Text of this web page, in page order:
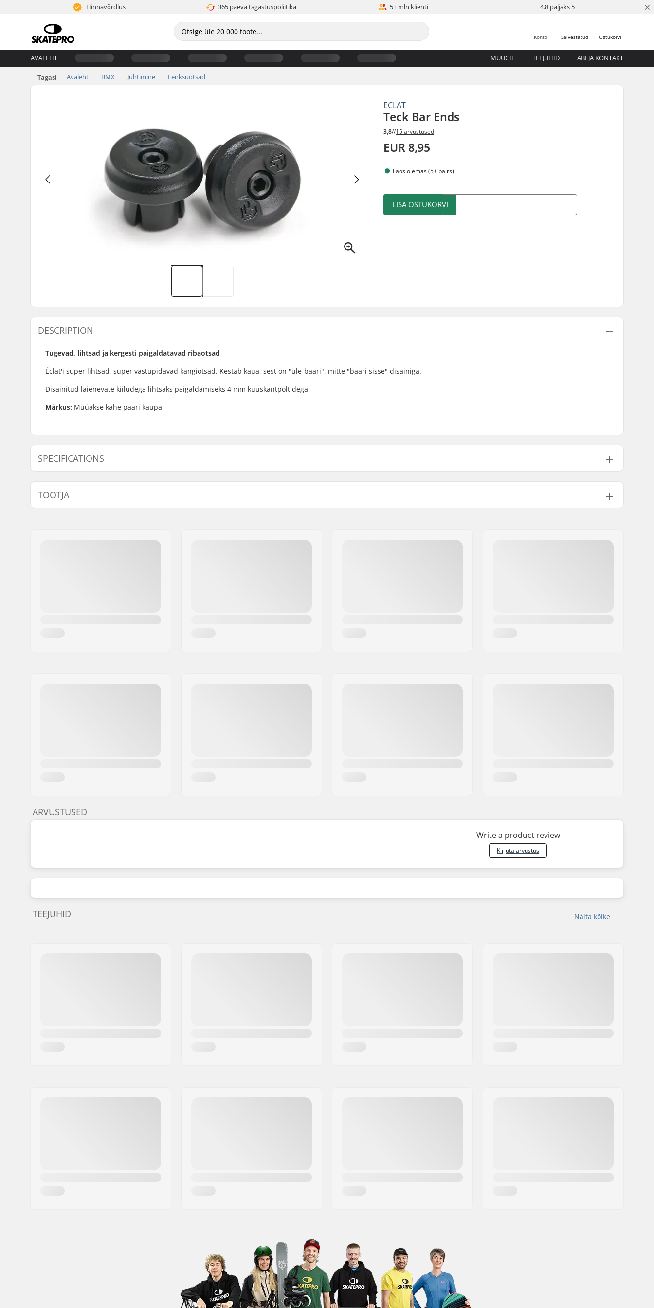
Hinnavõrdlus 365 päeva tagastuspoliitika 5+ mln klienti 4.8 paljaks 5 ×
Ostukorvi
Salvestatud
Konto
AVALEHT MÜÜGIL TEEJUHID ABI JA KONTAKT
Tagasi Avaleht BMX Juhtimine Lenksuotsad
ECLAT
Teck Bar Ends
3,8//15 arvustused
EUR 8,95
Laos olemas (5+ pairs)
LISA OSTUKORVI
DESCRIPTION
Tugevad, lihtsad ja kergesti paigaldatavad ribaotsad
Éclat'i super lihtsad, super vastupidavad kangiotsad. Kestab kaua, sest on "üle-baari", mitte "baari sisse" disainiga.
Disainitud laienevate kiiludega lihtsaks paigaldamiseks 4 mm kuuskantpoltidega.
Märkus: Müüakse kahe paari kaupa.
SPECIFICATIONS
Bar ends ühildub: Steel
TOOTJA
ARVUSTUSED
Write a product review
Kirjuta arvustus
Näita kõike
TEEJUHID